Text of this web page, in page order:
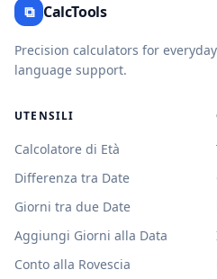
⧉ CalcTools
Precision calculators for
language support.
UTENSILI
Calcolatore di Età
Differenza tra Date
Giorni tra due Date
Aggiungi Giorni alla Data
Conto alla Rovescia